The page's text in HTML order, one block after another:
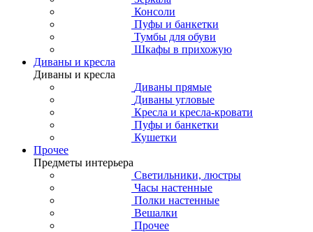
Консоли
Пуфы и банкетки
Тумбы для обуви
Шкафы в прихожую
Диваны и кресла
Диваны и кресла
Диваны прямые
Диваны угловые
Кресла и кресла-кровати
Пуфы и банкетки
Кушетки
Прочее
Предметы интерьера
Светильники, люстры
Часы настенные
Полки настенные
Вешалки
Прочее